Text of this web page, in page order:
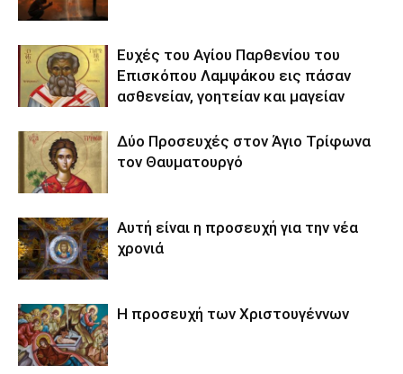
Ευχές του Αγίου Παρθενίου του
Επισκόπου Λαμψάκου εις πάσαν
ασθενείαν, γοητείαν και μαγείαν
Δύο Προσευχές στον Άγιο Τρίφωνα
τον Θαυματουργό
Αυτή είναι η προσευχή για την νέα
χρονιά
Η προσευχή των Χριστουγέννων